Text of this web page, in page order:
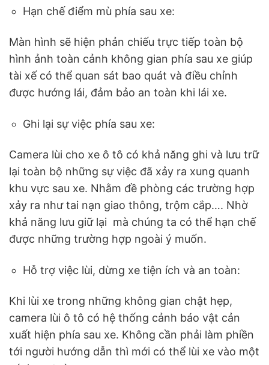
Hạn chế điểm mù phía sau xe:
Màn hình sẽ hiện phản chiếu trực tiếp toàn bộ
hình ảnh toàn cảnh không gian phía sau xe giúp
tài xế có thể quan sát bao quát và điều chỉnh
được hướng lái, đảm bảo an toàn khi lái xe.
Ghi lại sự việc phía sau xe:
Camera lùi cho xe ô tô có khả năng ghi và lưu trữ
lại toàn bộ những sự việc đã xảy ra xung quanh
khu vực sau xe. Nhằm đề phòng các trường hợp
xảy ra như tai nạn giao thông, trộm cắp…. Nhờ
khả năng lưu giữ lại mà chúng ta có thể hạn chế
được những trường hợp ngoài ý muốn.
Hỗ trợ việc lùi, dừng xe tiện ích và an toàn:
Khi lùi xe trong những không gian chật hẹp,
camera lùi ô tô có hệ thống cảnh báo vật cản
xuất hiện phía sau xe. Không cần phải làm phiền
tới người hướng dẫn thì mới có thể lùi xe vào một